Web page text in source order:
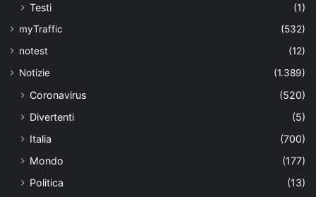
Testi
(1)
myTraffic
(532)
notest
(12)
Notizie
(1.389)
Coronavirus
(520)
Divertenti
(5)
Italia
(700)
Mondo
(177)
Politica
(13)